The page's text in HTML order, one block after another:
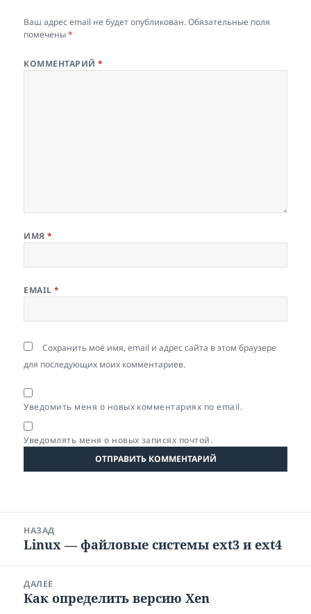
Ваш адрес email не будет опубликован. Обязательные поля
помечены*
КОММЕНТАРИЙ*
ИМЯ*
EMAIL*
Сохранить моё имя, email и адрес сайта в этом браузере
для последующих моих комментариев.
Уведомить меня о новых комментариях по email.
Уведомлять меня о новых записях почтой.
записям
НАЗАД
Предыдущая
Linux — файловые системы ext3 и ext4
ДАЛЕЕ
Следующая
Как определить версию Xen